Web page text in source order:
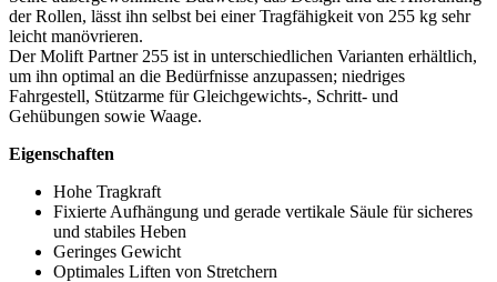
der Rollen, lässt ihn selbst bei einer Tragfähigkeit von 255 kg sehr
leicht manövrieren.
Der Molift Partner 255 ist in unterschiedlichen Varianten erhältlich,
um ihn optimal an die Bedürfnisse anzupassen; niedriges
Fahrgestell, Stützarme für Gleichgewichts-, Schritt- und
Gehübungen sowie Waage.
Eigenschaften
Hohe Tragkraft
Fixierte Aufhängung und gerade vertikale Säule für sicheres
und stabiles Heben
Geringes Gewicht
Optimales Liften von Stretchern